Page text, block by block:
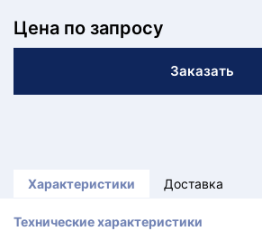
Цена по запросу
Заказать
Характеристики Доставка
Технические характеристики